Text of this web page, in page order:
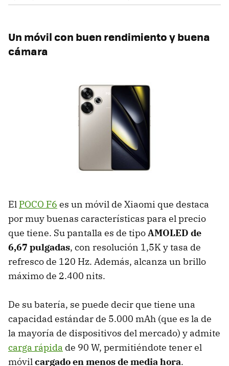
Un móvil con buen rendimiento y buena
cámara
El POCO F6 es un móvil de Xiaomi que destaca
por muy buenas características para el precio
que tiene. Su pantalla es de tipoAMOLED de
6,67 pulgadas, con resolución 1,5K y tasa de
refresco de 120 Hz. Además, alcanza un brillo
máximo de 2.400 nits.
De su batería, se puede decir que tiene una
capacidad estándar de 5.000 mAh (que es la de
la mayoría de dispositivos del mercado) y admite
carga rápida de 90 W, permitiéndote tener el
móvilcargado en menos de media hora.